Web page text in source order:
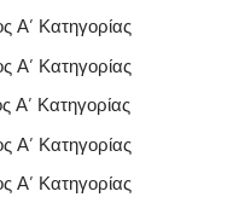
Α’ Κατηγορίας
Α’ Κατηγορίας
Α’ Κατηγορίας
Α’ Κατηγορίας
Α’ Κατηγορίας